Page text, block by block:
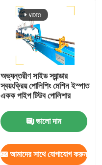
অভ্যন্তরীণ সাইড স্যান্ডার
স্বয়ংক্রিয় পোলিশিং মেশিন ইস্পাত
একক পাইপ টিউব পোলিশার
ভালো দাম
আমাদের সাথে যোগাযোগ করুন